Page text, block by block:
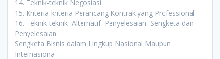
14. Teknik-teknik Negosiasi
15. Kriteria-kriteria Perancang Kontrak yang Professional
16. Teknik-teknik Alternatif Penyelesaian Sengketa dan
Penyelesaian
Sengketa Bisnis dalam Lingkup Nasional Maupun
Internasional